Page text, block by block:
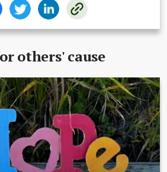
others' cause